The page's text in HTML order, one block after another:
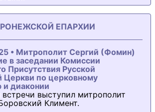
ЕПАРХИИ
• Митрополит Сергий (Фомин)
в заседании Комиссии
Присутствия Русской
Церкви по церковному
диаконии
выступил митрополит
Климент.